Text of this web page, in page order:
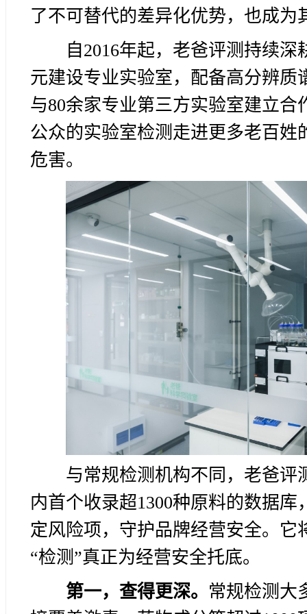
了不可替代的差异化优势，也成
自2016年起，老爸评测持续
元建设专业实验室，配备高分辨
与80余家专业第三方实验室建立
公众的实验室检测走进更多老百
危害。
与常规检测机构不同，老爸评
内首个收录超1300种原料的数据
定风险项，守护品牌经营安全。
“检测”真正为经营安全托底。
第一，查得更深。 常规检测大